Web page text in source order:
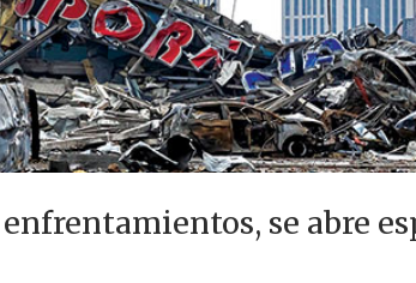
se abre